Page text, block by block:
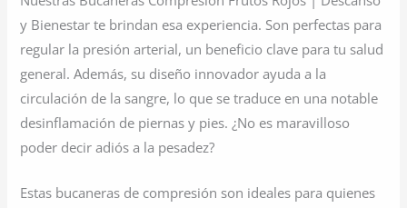
y Bienestar te brindan esa experiencia. Son perfectas para
regular la presión arterial, un beneficio clave para tu salud
general. Además, su diseño innovador ayuda a la
circulación de la sangre, lo que se traduce en una notable
desinflamación de piernas y pies. ¿No es maravilloso
poder decir adiós a la pesadez?
Estas bucaneras de compresión son ideales para quienes